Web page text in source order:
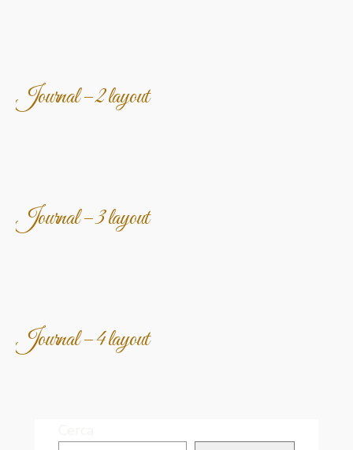
Journal – 2 layout
Journal – 3 layout
Journal – 4 layout